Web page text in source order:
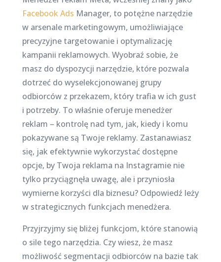
Facebook Ads Manager, to potężne narzędzie
w arsenale marketingowym, umożliwiające
precyzyjne targetowanie i optymalizację
kampanii reklamowych. Wyobraź sobie, że
masz do dyspozycji narzędzie, które pozwala
dotrzeć do wyselekcjonowanej grupy
odbiorców z przekazem, który trafia w ich gust
i potrzeby. To właśnie oferuje menedżer
reklam – kontrolę nad tym, jak, kiedy i komu
pokazywane są Twoje reklamy. Zastanawiasz
się, jak efektywnie wykorzystać dostępne
opcje, by Twoja reklama na Instagramie nie
tylko przyciągnęła uwagę, ale i przyniosła
wymierne korzyści dla biznesu? Odpowiedź leży
w strategicznych funkcjach menedżera.
Przyjrzyjmy się bliżej funkcjom, które stanowią
o sile tego narzędzia. Czy wiesz, że masz
możliwość segmentacji odbiorców na bazie tak